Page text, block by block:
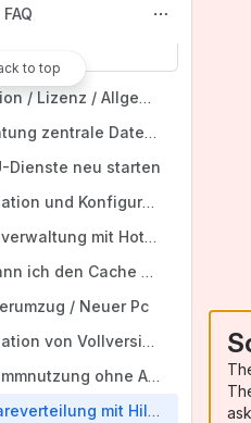
FAQ
to top
you type.
Installation / Lizenz / Allgemeine Meldungen
Einrichtung zentrale Datenbank
Dienste neu starten
Installation und Konfiguration eines SQL-Servers
Lizenzverwaltung mit Hottgenroth-ID
Wie kann ich den Cache meines Browsers löschen?
/ Neuer Pc
Installation von Vollversionen/Updates über den HSETU Update Download
Programmnutzung ohne Administratoren Rechte (Benutzer)
Softwareverteilung mit Hilfe von SCCM